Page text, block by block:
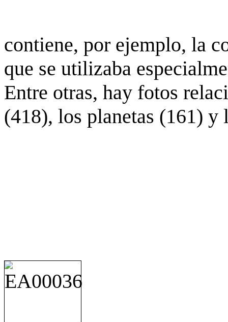
contiene, por ejemplo, la
que se utilizaba
Entre otras, hay fotos
(418), los planetas (161) y